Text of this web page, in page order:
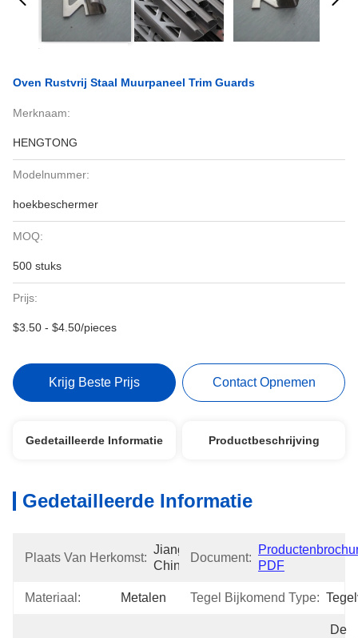
Oven Rustvrij Staal Muurpaneel Trim Guards
Merknaam:
HENGTONG
Modelnummer:
hoekbeschermer
MOQ:
500 stuks
Prijs:
$3.50 - $4.50/pieces
Krijg Beste Prijs Contact Opnemen
Gedetailleerde Informatie Productbeschrijving
Gedetailleerde Informatie
Plaats Van Herkomst:
Jiangsu,
China
Document:
PDF
Materiaal: Metalen Tegel Bijkomend Type:
De